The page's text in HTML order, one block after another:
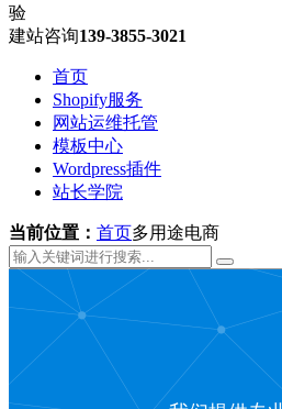
验
建站咨询139-3855-3021
首页
Shopify服务
网站运维托管
模板中心
Wordpress插件
站长学院
当前位置： 首页多用途电商